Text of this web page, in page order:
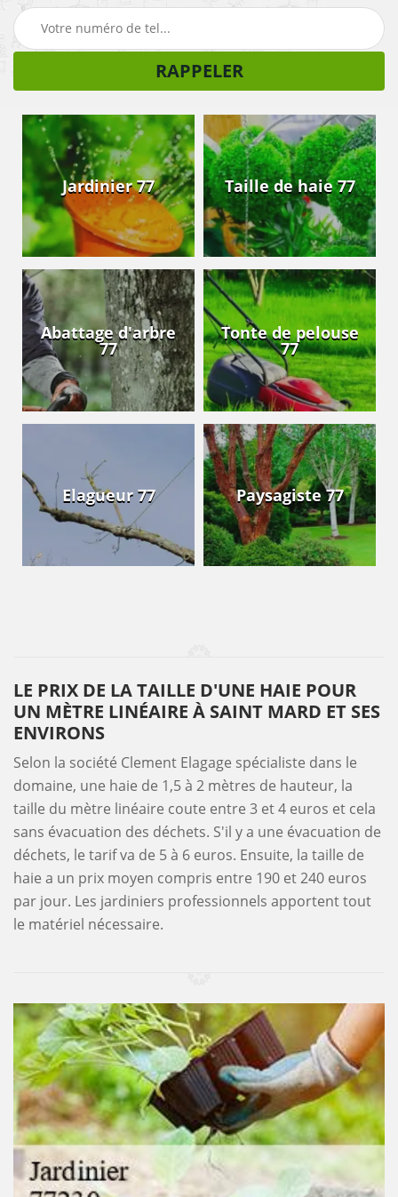
Jardinier 77 Taille de haie 77
Abattage d'arbre
77
Tonte de pelouse
77
Elagueur 77 Paysagiste 77
LE PRIX DE LA TAILLE D'UNE HAIE POUR
UN MÈTRE LINÉAIRE À SAINT MARD ET SES
ENVIRONS
Selon la société Clement Elagage spécialiste dans le
domaine, une haie de 1,5 à 2 mètres de hauteur, la
taille du mètre linéaire coute entre 3 et 4 euros et cela
sans évacuation des déchets. S'il y a une évacuation de
déchets, le tarif va de 5 à 6 euros. Ensuite, la taille de
haie a un prix moyen compris entre 190 et 240 euros
par jour. Les jardiniers professionnels apportent tout
le matériel nécessaire.